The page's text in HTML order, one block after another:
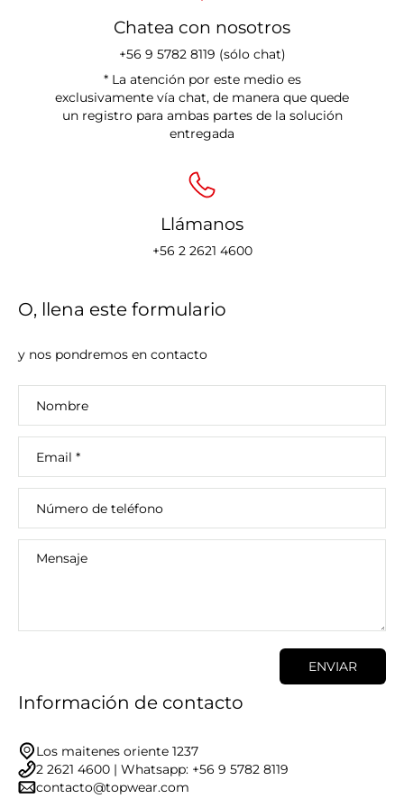
Chatea con nosotros
+56 9 5782 8119 (sólo chat)
* La atención por este medio es
exclusivamente vía chat, de manera que quede
un registro para ambas partes de la solución
entregada
Llámanos
+56 2 2621 4600
O, llena este formulario
y nos pondremos en contacto
Nombre
Email *
Número de teléfono
Mensaje
ENVIAR
Información de contacto
Los maitenes oriente 1237
2 2621 4600 | Whatsapp: +56 9 5782 8119
contacto@topwear.com